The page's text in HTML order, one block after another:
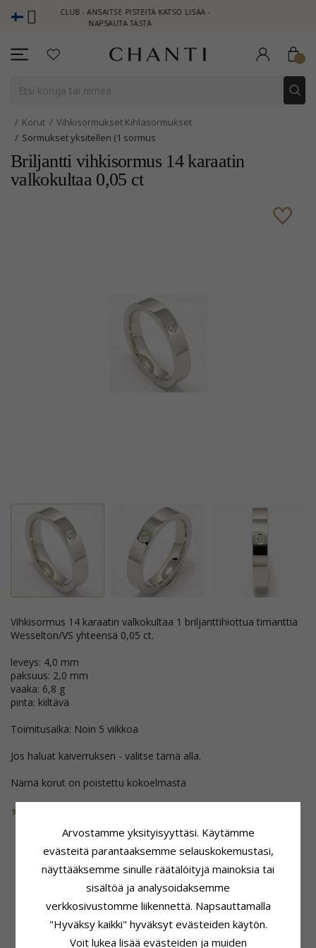
CLUB - ANSAITSE PISTEITÄ KATSO LISÄÄ -
NAPSAUTA TÄSTÄ
Korut
Vihkisormukset Kihlasormukset
Sormukset yksitellen (1 sormus
Briljantti vihkisormus 14 karaatin
valkokultaa 0,05 ct
vihkisormus 14 karaatin valkokultaa 1 briljanttihiottua timanttia
Wesselton/VS yhteensä 0,05 ct.
leveys: 4,0 mm
paksuus: 2,0 mm
vaaka: 6,8 g
pinta: kiiltävä
Toimitusaika: Noin 5 viikkoa
Jos haluat kaiverruksen - valitse tämä alla.
Nämä korut on poistettu kokoelmasta
Tuoteseloste
Sormusmalli:Vihkisormus
Jalometalli:Valkokultaa
Kiiltävä
Kivi
Lukumäärä:1
Hionta:Briljanttihiottu
Timantin Väri:Wesselton
Timantin Kirkkaus:VS
Arvostamme yksityisyyttäsi. Käytämme
evästeitä parantaaksemme selauskokemustasi,
näyttääksemme sinulle räätälöityjä mainoksia tai
sisältöä ja analysoidaksemme
verkkosivustomme liikennettä. Napsauttamalla
"Hyväksy kaikki" hyväksyt evästeiden käytön.
Voit lukea lisää evästeiden ja muiden